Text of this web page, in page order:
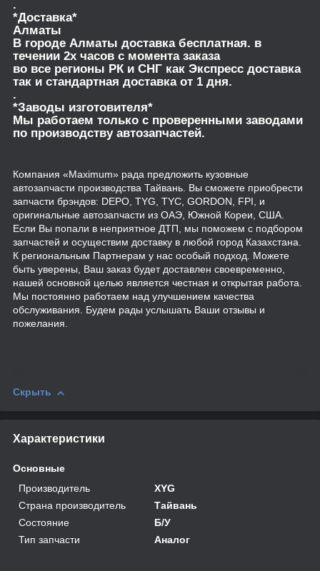
.
*Доставка*
Алматы
В городе Алматы доставка бесплатная. в
течении 2х часов с момента заказа
во все регионы РК и СНГ как Экспресс доставка
так и стандартная доставка от 1 дня.
.
*Заводы изготовителя*
Мы работаем только с проверенными заводами
по производству автозапчастей.
Компания «Maximum» рада предложить кузовные
автозапчасти производства Тайвань. Вы сможете приобрести
запчасти брэндов: DEPO, TYG, TYC, GORDON, FPI, и
оригинальные автозапчасти из ОАЭ, Южной Кореи, США.
Если Вы попали в неприятное ДТП, мы поможем с подбором
запчастей и осуществим доставку в любой город Казахстана.
К региональным Партнерам у нас особый подход. Можете
быть уверены, Ваш заказ будет доставлен своевременно,
нашей основной целью является честная и открытая работа.
Мы постоянно работаем над улучшением качества
обслуживания. Будем рады услышать Ваши отзывы и
пожелания.
Скрыть
Характеристики
Основные
Производитель
XYG
Страна производитель
Тайвань
Состояние
Б/У
Тип запчасти
Аналог